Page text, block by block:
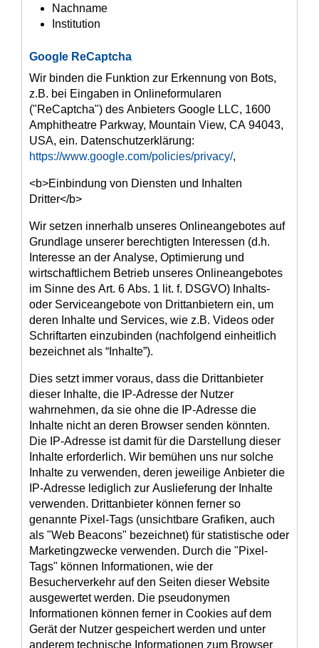
Nachname
Institution
Google ReCaptcha
Wir binden die Funktion zur Erkennung von Bots,
z.B. bei Eingaben in Onlineformularen
("ReCaptcha") des Anbieters Google LLC, 1600
Amphitheatre Parkway, Mountain View, CA 94043,
USA, ein. Datenschutzerklärung:
https://www.google.com/policies/privacy/,
<b>Einbindung von Diensten und Inhalten
Dritter</b>
Wir setzen innerhalb unseres Onlineangebotes auf
Grundlage unserer berechtigten Interessen (d.h.
Interesse an der Analyse, Optimierung und
wirtschaftlichem Betrieb unseres Onlineangebotes
im Sinne des Art. 6 Abs. 1 lit. f. DSGVO) Inhalts-
oder Serviceangebote von Drittanbietern ein, um
deren Inhalte und Services, wie z.B. Videos oder
Schriftarten einzubinden (nachfolgend einheitlich
bezeichnet als “Inhalte”).
Dies setzt immer voraus, dass die Drittanbieter
dieser Inhalte, die IP-Adresse der Nutzer
wahrnehmen, da sie ohne die IP-Adresse die
Inhalte nicht an deren Browser senden könnten.
Die IP-Adresse ist damit für die Darstellung dieser
Inhalte erforderlich. Wir bemühen uns nur solche
Inhalte zu verwenden, deren jeweilige Anbieter die
IP-Adresse lediglich zur Auslieferung der Inhalte
verwenden. Drittanbieter können ferner so
genannte Pixel-Tags (unsichtbare Grafiken, auch
als "Web Beacons" bezeichnet) für statistische oder
Marketingzwecke verwenden. Durch die "Pixel-
Tags" können Informationen, wie der
Besucherverkehr auf den Seiten dieser Website
ausgewertet werden. Die pseudonymen
Informationen können ferner in Cookies auf dem
Gerät der Nutzer gespeichert werden und unter
anderem technische Informationen zum Browser